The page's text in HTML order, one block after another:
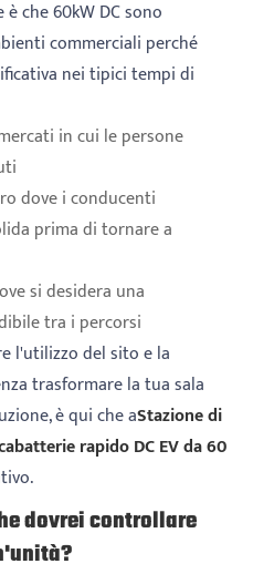
che 60kW DC sono
commerciali perché
nei tipici tempi di
in cui le persone
dove i conducenti
prima di tornare a
si desidera una
tra i percorsi
l'utilizzo del sito e la
trasformare la tua sala
è qui che aStazione di
rapido DC EV da 60
dovrei controllare